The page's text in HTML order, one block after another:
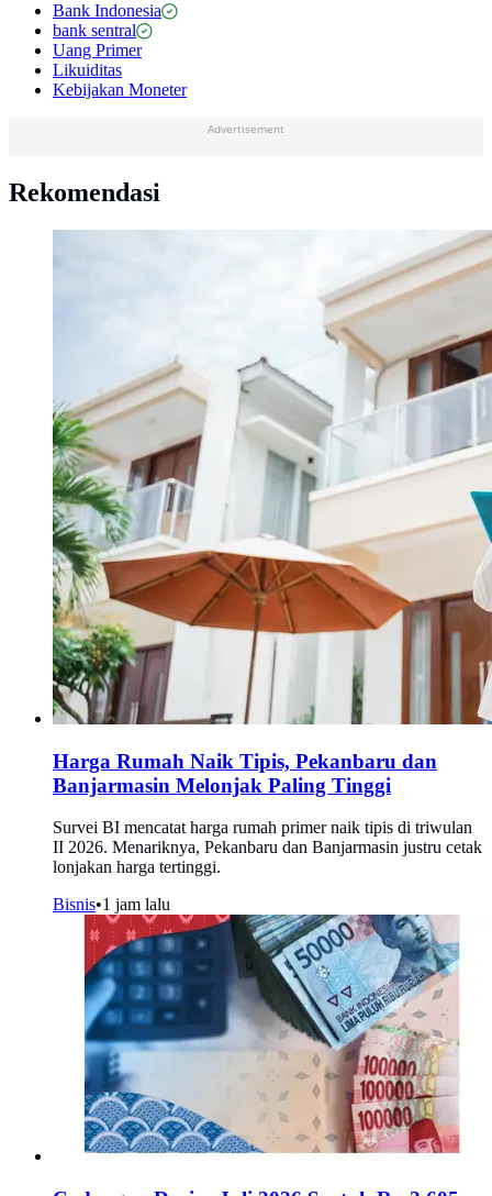
Bank Indonesia
bank sentral
Uang Primer
Likuiditas
Kebijakan Moneter
Advertisement
Rekomendasi
Harga Rumah Naik Tipis, Pekanbaru dan
Banjarmasin Melonjak Paling Tinggi
Survei BI mencatat harga rumah primer naik tipis di triwulan
II 2026. Menariknya, Pekanbaru dan Banjarmasin justru cetak
lonjakan harga tertinggi.
Bisnis•1 jam lalu